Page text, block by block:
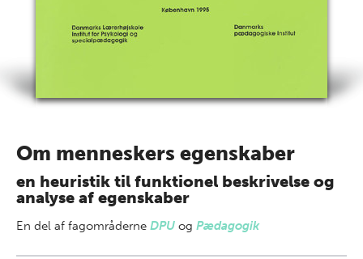
Om menneskers egenskaber
en heuristik til funktionel beskrivelse og
analyse af egenskaber
En del af fagområderne DPU og Pædagogik